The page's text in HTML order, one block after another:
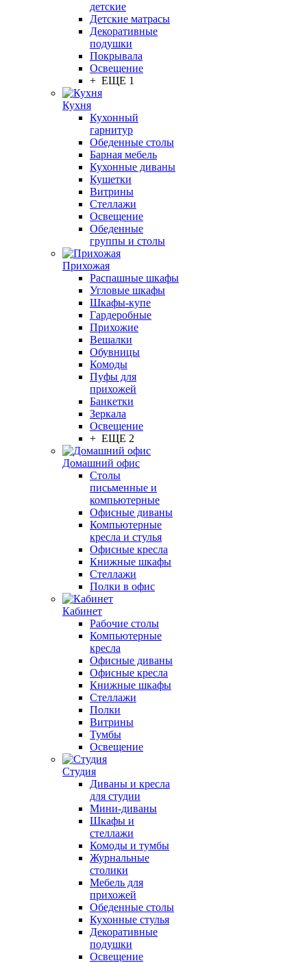
детские
Детские матрасы
Декоративные
подушки
Покрывала
Освещение
+ ЕЩЕ 1
Кухня
Кухонный
гарнитур
Обеденные столы
Барная мебель
Кухонные диваны
Кушетки
Витрины
Стеллажи
Освещение
Обеденные
группы и столы
Прихожая
Распашные шкафы
Угловые шкафы
Шкафы-купе
Гардеробные
Прихожие
Вешалки
Обувницы
Комоды
Пуфы для
прихожей
Банкетки
Зеркала
Освещение
+ ЕЩЕ 2
Домашний офис
Столы
письменные и
компьютерные
Офисные диваны
Компьютерные
кресла и стулья
Офисные кресла
Книжные шкафы
Стеллажи
Полки в офис
Кабинет
Рабочие столы
Компьютерные
кресла
Офисные диваны
Офисные кресла
Книжные шкафы
Стеллажи
Полки
Витрины
Тумбы
Освещение
Студия
Диваны и кресла
для студии
Мини-диваны
Шкафы и
стеллажи
Комоды и тумбы
Журнальные
столики
Мебель для
прихожей
Обеденные столы
Кухонные стулья
Декоративные
подушки
Освещение